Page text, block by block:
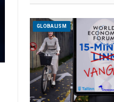
GLOBALISM